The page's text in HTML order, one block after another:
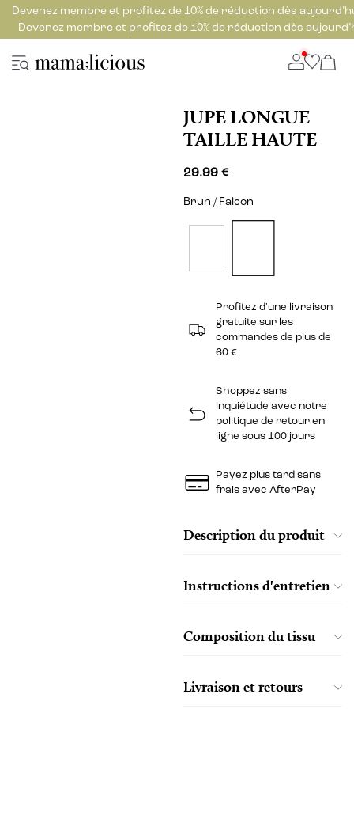
Devenez membre et profitez de 10% de réduction dès
Devenez membre et profitez de 10% de réduction dès
JUPE LONGUE
TAILLE HAUTE
29.99 €
Brun / Falcon
Profitez d'une livraison
gratuite sur les
commandes de plus de
60 €
Shoppez sans
inquiétude avec notre
politique de retour en
ligne sous 100 jours
Payez plus tard sans
frais avec AfterPay
Description du produit
Instructions d'entretien
Composition du tissu
Livraison et retours